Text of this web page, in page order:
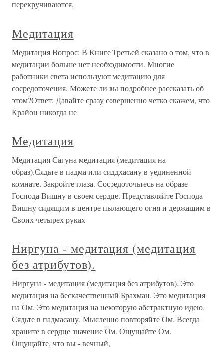
перекручиваются,
Медитация
Медитация Вопрос: В Книге Третьей сказано о том, что в
медитации больше нет необходимости. Многие
работники света используют медитацию для
сосредоточения. Можете ли вы подробнее рассказать об
этом?Ответ: Давайте сразу совершенно четко скажем, что
Крайон никогда не
Медитация
Медитация Сагуна медитация (медитация на
образ).Сядьте в падма или сиддхасану в уединенной
комнате. Закройте глаза. Сосредоточьтесь на образе
Господа Вишну в своем сердце. Представляйте Господа
Вишну сидящим в центре пылающего огня и держащим в
Своих четырех руках
Ниргуна - медитация (медитация
без атрибутов).
Ниргуна - медитация (медитация без атрибутов). Это
медитация на бескачественный Брахман. Это медитация
на Ом. Это медитация на некоторую абстрактную идею.
Сядьте в падмасану. Мысленно повторяйте Ом. Всегда
храните в сердце значение Ом. Ощущайте Ом.
Ощущайте, что вы - вечный,